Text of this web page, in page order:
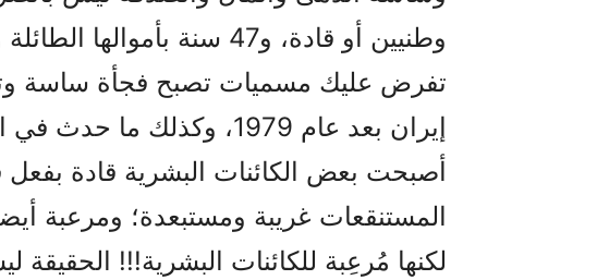
وطنيين أو قادة، و47 سنة
تفرض عليك مسميات تصبح فجأة ساسة
أصبحت بعض الكائنات البشرية قادة
المستنقعات غريبة ومستبعدة؛ ومرعبة
لكنها مُرعِبة للكائنات البشرية!!! الحقيقة